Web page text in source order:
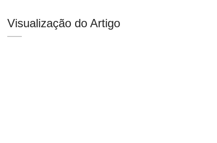
Visualização do Artigo